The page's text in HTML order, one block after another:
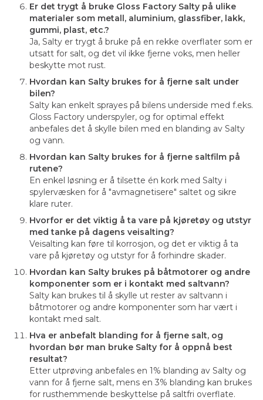
Er det trygt å bruke Gloss Factory Salty på ulike
materialer som metall, aluminium, glassfiber, lakk,
gummi, plast, etc.?
Ja, Salty er trygt å bruke på en rekke overflater som er
utsatt for salt, og det vil ikke fjerne voks, men heller
beskytte mot rust.
Hvordan kan Salty brukes for å fjerne salt under
bilen?
Salty kan enkelt sprayes på bilens underside med f.eks.
Gloss Factory underspyler, og for optimal effekt
anbefales det å skylle bilen med en blanding av Salty
og vann.
Hvordan kan Salty brukes for å fjerne saltfilm på
rutene?
En enkel løsning er å tilsette én kork med Salty i
spylervæsken for å "avmagnetisere" saltet og sikre
klare ruter.
Hvorfor er det viktig å ta vare på kjøretøy og utstyr
med tanke på dagens veisalting?
Veisalting kan føre til korrosjon, og det er viktig å ta
vare på kjøretøy og utstyr for å forhindre skader.
Hvordan kan Salty brukes på båtmotorer og andre
komponenter som er i kontakt med saltvann?
Salty kan brukes til å skylle ut rester av saltvann i
båtmotorer og andre komponenter som har vært i
kontakt med salt.
Hva er anbefalt blanding for å fjerne salt, og
hvordan bør man bruke Salty for å oppnå best
resultat?
Etter utprøving anbefales en 1% blanding av Salty og
vann for å fjerne salt, mens en 3% blanding kan brukes
for rusthemmende beskyttelse på saltfri overflate.